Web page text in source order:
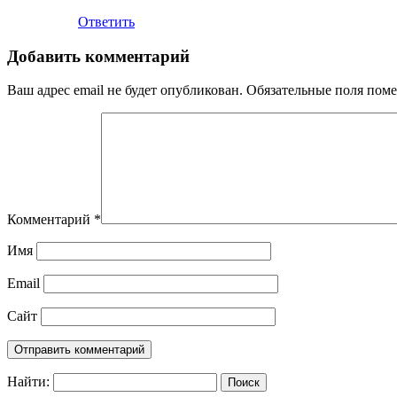
Ответить
Добавить комментарий
Ваш адрес email не будет опубликован. Обязательные поля
Комментарий *
Имя
Email
Сайт
Найти: